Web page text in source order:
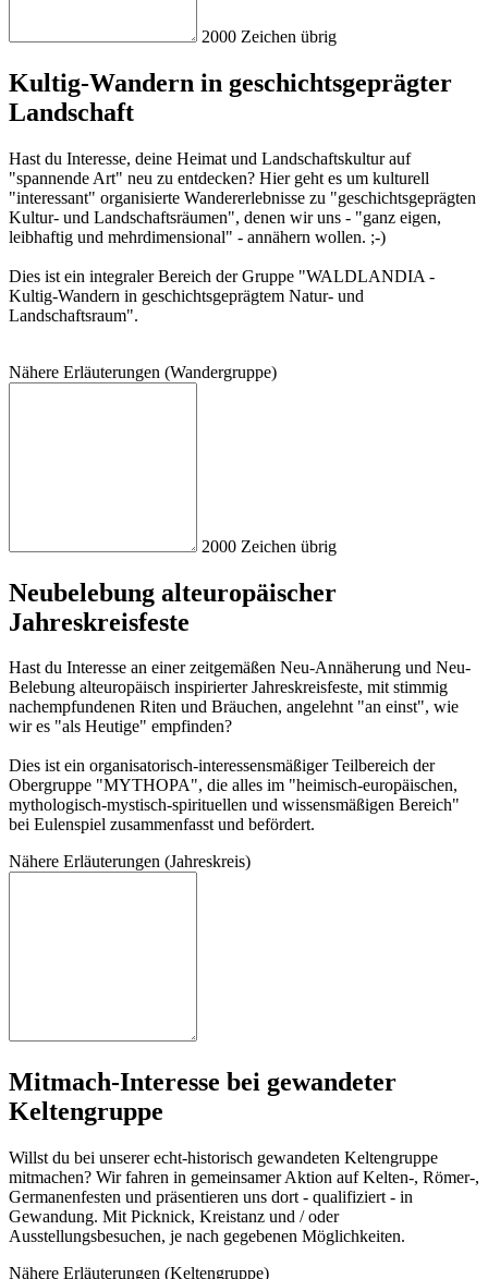
2000 Zeichen übrig
Kultig-Wandern in geschichtsgeprägter
Landschaft
Hast du Interesse, deine Heimat und Landschaftskultur auf
"spannende Art" neu zu entdecken? Hier geht es um kulturell
"interessant" organisierte Wandererlebnisse zu "geschichtsgeprägten
Kultur- und Landschaftsräumen", denen wir uns - "ganz eigen,
leibhaftig und mehrdimensional" - annähern wollen. ;-)
Dies ist ein integraler Bereich der Gruppe "WALDLANDIA -
Kultig-Wandern in geschichtsgeprägtem Natur- und
Landschaftsraum".
Nähere Erläuterungen (Wandergruppe)
2000 Zeichen übrig
Neubelebung alteuropäischer
Jahreskreisfeste
Hast du Interesse an einer zeitgemäßen Neu-Annäherung und Neu-
Belebung alteuropäisch inspirierter Jahreskreisfeste, mit stimmig
nachempfundenen Riten und Bräuchen, angelehnt "an einst", wie
wir es "als Heutige" empfinden?
Dies ist ein organisatorisch-interessensmäßiger Teilbereich der
Obergruppe "MYTHOPA", die alles im "heimisch-europäischen,
mythologisch-mystisch-spirituellen und wissensmäßigen Bereich"
bei Eulenspiel zusammenfasst und befördert.
Nähere Erläuterungen (Jahreskreis)
Mitmach-Interesse bei gewandeter
Keltengruppe
Willst du bei unserer echt-historisch gewandeten Keltengruppe
mitmachen? Wir fahren in gemeinsamer Aktion auf Kelten-, Römer-,
Germanenfesten und präsentieren uns dort - qualifiziert - in
Gewandung. Mit Picknick, Kreistanz und / oder
Ausstellungsbesuchen, je nach gegebenen Möglichkeiten.
Nähere Erläuterungen (Keltengruppe)